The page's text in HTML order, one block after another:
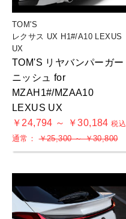
TOM'S
レクサス UX H1#/A10 LEXUS
UX
TOM'S リヤバンパーガー
ニッシュ for
MZAH1#/MZAA10
LEXUS UX
￥24,794 ～ ￥30,184税込
通常：￥25,300 ～ ￥30,800